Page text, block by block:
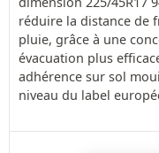
réduire la distance de
pluie, grâce à une
évacuation plus
adhérence sur sol
niveau du label